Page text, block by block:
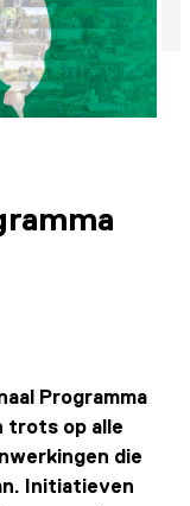
Programma
trots op alle
die
Initiatieven